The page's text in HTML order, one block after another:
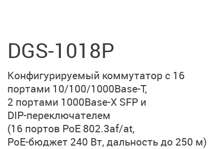
DGS-1018P
Конфигурируемый коммутатор с 16
портами 10/100/1000Base-T,
2 портами 1000Base-X SFP и
DIP-переключателем
(16 портов PoE 802.3af/at,
PoE-бюджет 240 Вт,дальность до 250 м)